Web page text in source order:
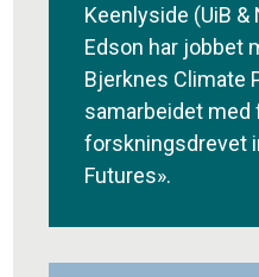
Keenlyside (UiB
Edson har jobbet
Bjerknes Climate
samarbeidet
forskningsdrevet
Futures».